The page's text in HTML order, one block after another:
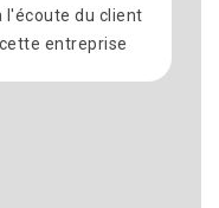
du client